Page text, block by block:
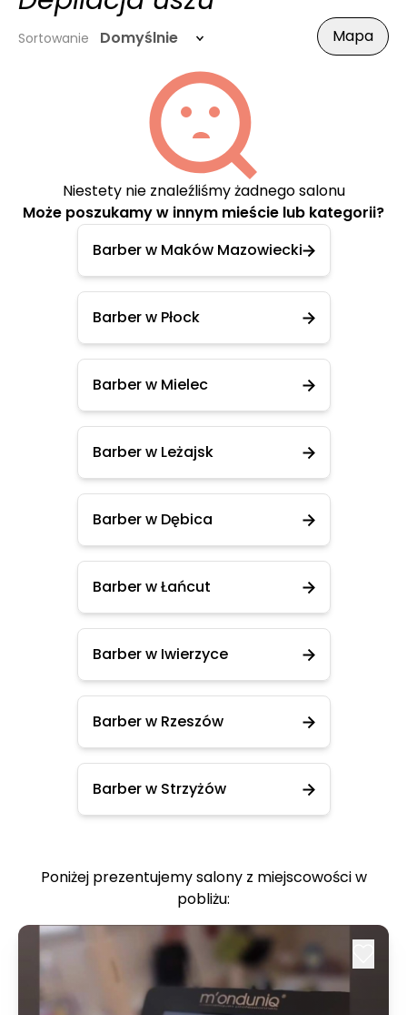
Sortowanie Domyślnie Mapa
Niestety nie znaleźliśmy żadnego salonu
Może poszukamy w innym mieście lub kategorii?
Barber w Maków Mazowiecki
Barber w Płock
Barber w Mielec
Barber w Leżajsk
Barber w Dębica
Barber w Łańcut
Barber w Iwierzyce
Barber w Rzeszów
Barber w Strzyżów
Poniżej prezentujemy salony z miejscowości w
pobliżu: